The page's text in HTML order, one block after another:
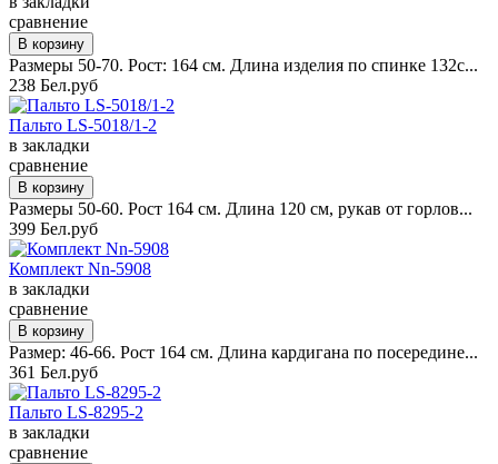
сравнение
Размеры 50-70. Рост: 164 см. Длина изделия по спинке 132с...
238 Бел.руб
Пальто LS-5018/1-2
в закладки
сравнение
Размеры 50-60. Рост 164 см. Длина 120 см, рукав от горлов...
399 Бел.руб
Комплект Nn-5908
в закладки
сравнение
Размер: 46-66. Рост 164 см. Длина кардигана по посередине...
361 Бел.руб
Пальто LS-8295-2
в закладки
сравнение